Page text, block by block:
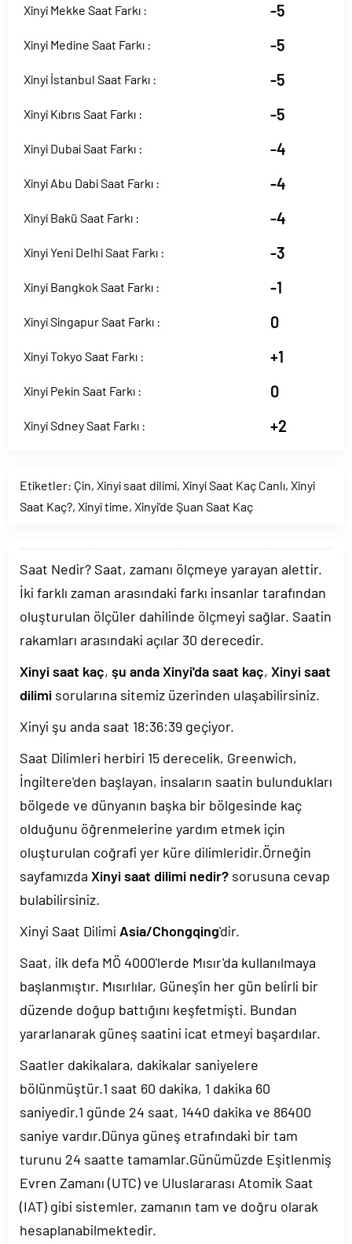
Xinyi Mekke Saat Farkı : -5
Xinyi Medine Saat Farkı : -5
Xinyi İstanbul Saat Farkı : -5
Xinyi Kıbrıs Saat Farkı : -5
Xinyi Dubai Saat Farkı : -4
Xinyi Abu Dabi Saat Farkı : -4
Xinyi Bakü Saat Farkı : -4
Xinyi Yeni Delhi Saat Farkı : -3
Xinyi Bangkok Saat Farkı : -1
Xinyi Singapur Saat Farkı : 0
Xinyi Tokyo Saat Farkı : +1
Xinyi Pekin Saat Farkı : 0
Xinyi Sdney Saat Farkı : +2
Etiketler: Çin, Xinyi saat dilimi, Xinyi Saat Kaç Canlı, Xinyi
Saat Kaç?, Xinyi time, Xinyi’de Şuan Saat Kaç
Saat Nedir? Saat, zamanı ölçmeye yarayan alettir.
İki farklı zaman arasındaki farkı insanlar tarafından
oluşturulan ölçüler dahilinde ölçmeyi sağlar. Saatin
rakamları arasındaki açılar 30 derecedir.
Xinyi saat kaç, şu anda Xinyi'da saat kaç, Xinyi saat
dilimi sorularına sitemiz üzerinden ulaşabilirsiniz.
Xinyi şu anda saat 18:36:39 geçiyor.
Saat Dilimleri herbiri 15 derecelik, Greenwich,
İngiltere'den başlayan, insaların saatin bulundukları
bölgede ve dünyanın başka bir bölgesinde kaç
olduğunu öğrenmelerine yardım etmek için
oluşturulan coğrafi yer küre dilimleridir.Örneğin
sayfamızda Xinyi saat dilimi nedir? sorusuna cevap
bulabilirsiniz.
Xinyi Saat Dilimi Asia/Chongqing'dir.
Saat, ilk defa MÖ 4000'lerde Mısır'da kullanılmaya
başlanmıştır. Mısırlılar, Güneş'in her gün belirli bir
düzende doğup battığını keşfetmişti. Bundan
yararlanarak güneş saatini icat etmeyi başardılar.
Saatler dakikalara, dakikalar saniyelere
bölünmüştür.1 saat 60 dakika, 1 dakika 60
saniyedir.1 günde 24 saat, 1440 dakika ve 86400
saniye vardır.Dünya güneş etrafındaki bir tam
turunu 24 saatte tamamlar.Günümüzde Eşitlenmiş
Evren Zamanı (UTC) ve Uluslararası Atomik Saat
(IAT) gibi sistemler, zamanın tam ve doğru olarak
hesaplanabilmektedir.